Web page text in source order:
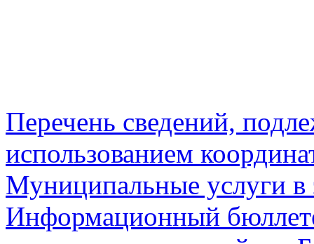
Перечень сведений,
использованием
Муниципальные услуги в
Информационный